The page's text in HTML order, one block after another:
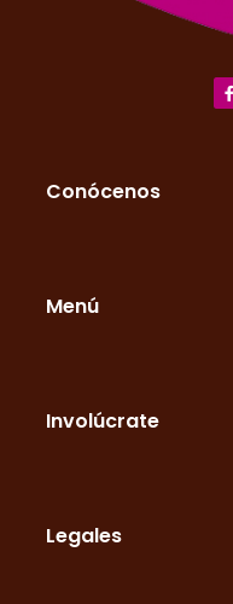
Conócenos
Menú
Involúcrate
Legales